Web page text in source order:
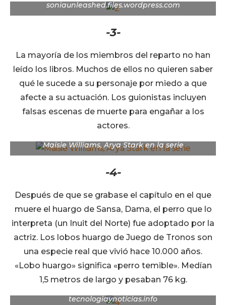
soniaunleashed.files.wordpress.com
-3-
La mayoría de los miembros del reparto no han
leído los libros. Muchos de ellos no quieren saber
qué le sucede a su personaje por miedo a que
afecte a su actuación. Los guionistas incluyen
falsas escenas de muerte para engañar a los
actores.
Maisie Williams, Arya Stark en la serie
-4-
Después de que se grabase el capítulo en el que
muere el huargo de Sansa, Dama, el perro que lo
interpreta (un Inuit del Norte) fue adoptado por la
actriz. Los lobos huargo de Juego de Tronos son
una especie real que vivió hace 10.000 años.
«Lobo huargo» significa «perro temible». Medían
1,5 metros de largo y pesaban 76 kg.
tecnologiaynoticias.info